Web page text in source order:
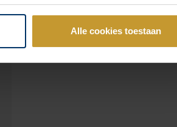
Alle cookies toestaan